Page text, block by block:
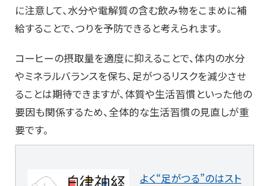
に注意して、水分や電解質の含む飲み物をこまめに補
給することで、つりを予防できると考えられます。
コーヒーの摂取量を適度に抑えることで、体内の水分
やミネラルバランスを保ち、足がつるリスクを減少させ
ることは期待できますが、体質や生活習慣といった他の
要因も関係するため、全体的な生活習慣の見直しが重
要です。
よく“足がつる”のはスト